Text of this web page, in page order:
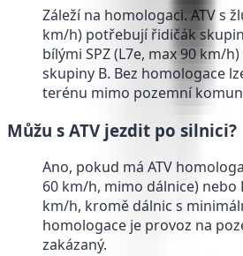
Záleží na homologaci. ATV s
km/h) potřebují řidičák
bílými SPZ (L7e, max 90 km/
skupiny B. Bez homologace
terénu mimo pozemní
Můžu s ATV jezdit po silnici?
Ano, pokud má ATV
60 km/h, mimo dálnice) nebo
km/h, kromě dálnic s
homologace je provoz na
zakázaný.